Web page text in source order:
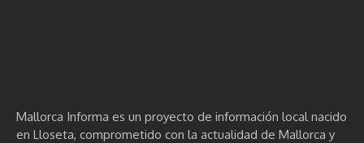
Mallorca Informa es un proyecto de información local nacido
en Lloseta, comprometido con la actualidad de Mallorca y